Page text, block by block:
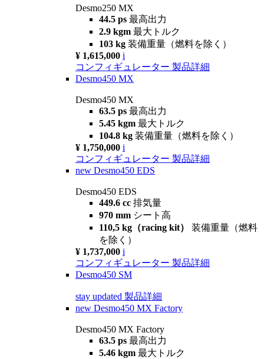
Desmo250 MX
44.5 ps 最高出力
2.9 kgm 最大トルク
103 kg 装備重量（燃料を除く）
¥ 1,615,000 i
コンフィギュレーター 製品詳細
Desmo450 MX
Desmo450 MX
63.5 ps 最高出力
5.45 kgm 最大トルク
104.8 kg 装備重量（燃料を除く）
¥ 1,750,000 i
コンフィギュレーター 製品詳細
new Desmo450 EDS
Desmo450 EDS
449.6 cc 排気量
970 mm シート高
110,5 kg（racing kit） 装備重量（燃料
を除く）
¥ 1,737,000 i
コンフィギュレーター 製品詳細
Desmo450 SM
stay updated 製品詳細
new Desmo450 MX Factory
Desmo450 MX Factory
63.5 ps 最高出力
5.46 kgm 最大トルク